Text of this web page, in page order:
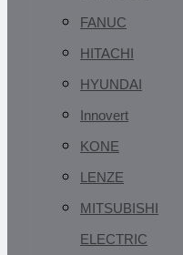
FANUC
HITACHI
HYUNDAI
Innovert
KONE
LENZE
MITSUBISHI
ELECTRIC